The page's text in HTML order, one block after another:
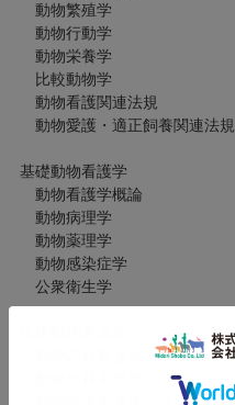
動物繁殖学
動物行動学
動物栄養学
比較動物学
動物看護関連法規
動物愛護・適正飼養関連法規
基礎動物看護学
動物看護学概論
動物病理学
動物薬理学
動物感染症学
公衆衛生学